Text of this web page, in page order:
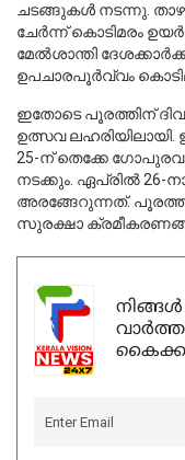
ചടങ്ങുകൾ നടന്നു.
ചേർന്ന് കൊടിമരം
മേൽശാന്തി
ഉപചാരപൂർവ്വം
ഇതോടെ പൂരത്തിന്
ഉത്സവ ലഹരിയിലായി.
25-ന് തെക്കേ
നടക്കും. ഏപ്രിൽ
അരങ്ങേറുന്നത്.
സുരക്ഷാ